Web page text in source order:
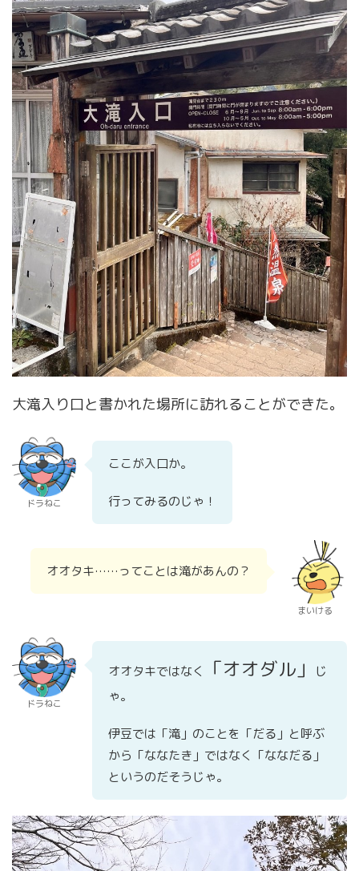
大滝入り口と書かれた場所に訪れることができた。
ドラねこ
ここが入口か。
行ってみるのじゃ！
オオタキ……ってことは滝があんの？
まいける
ドラねこ
オオタキではなく 「オオダル」
じ
ゃ。
伊豆では「滝」のことを「だる」と呼ぶ
から「ななたき」ではなく「ななだる」
というのだそうじゃ。